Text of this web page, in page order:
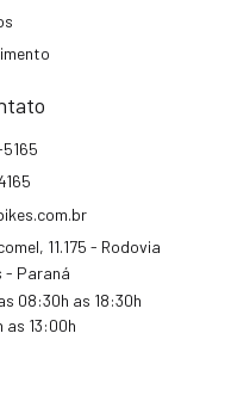
11.175 - Rodovia
- Paraná
08:30h as 18:30h
13:00h